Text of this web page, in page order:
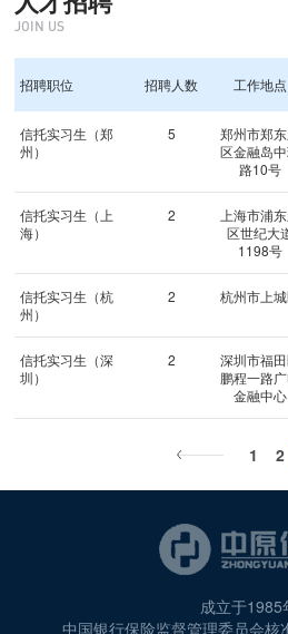
JOIN US
招聘职位 招聘人数 工作地点
信托实习生（郑
州）
5
郑州市郑
区金融岛
路10号
信托实习生（上
海）
2
上海市浦
区世纪大
1198号
信托实习生（杭
州）
2 杭州市上
信托实习生（深
圳）
2
深圳市福
鹏程一路
金融中心
1 2
成立于1985
中国银行保险监督管理委员会核